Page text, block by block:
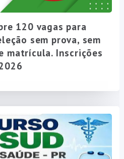
120 vagas para
sem prova, sem
matrícula. Inscrições